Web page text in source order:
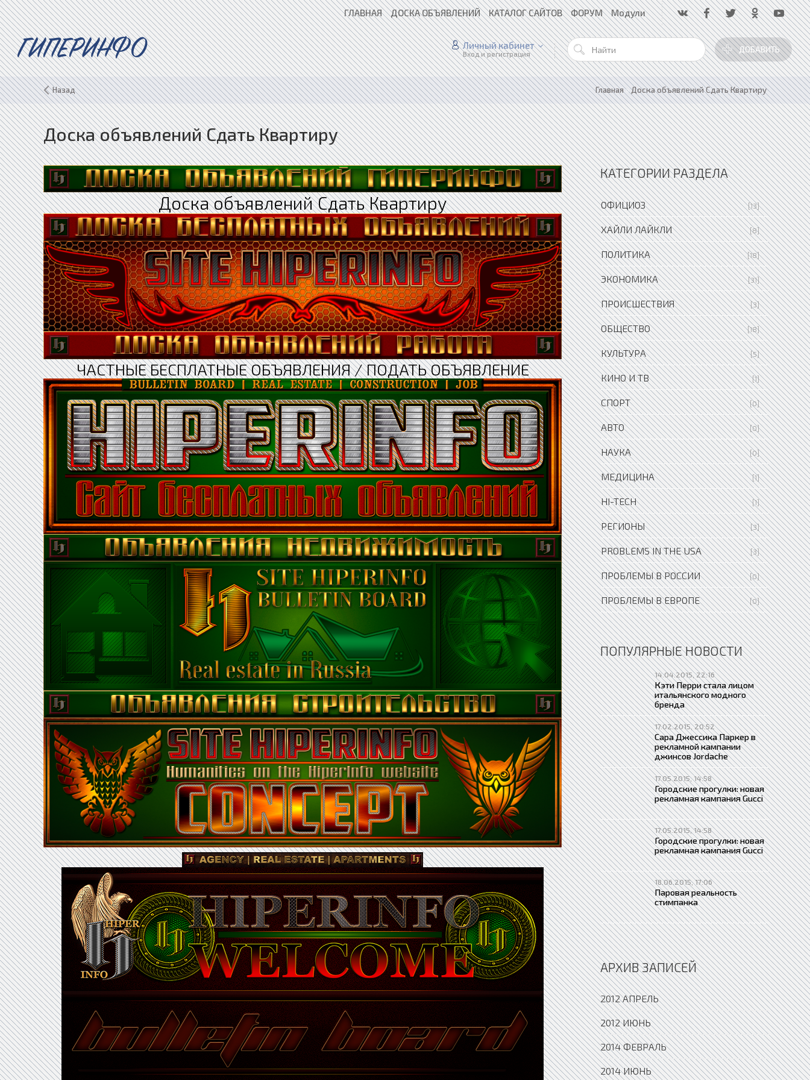
ГЛАВНАЯ ДОСКА ОБЪЯВЛЕНИЙ КАТАЛОГ САЙТОВ ФОРУМ Модули
ГИПЕРИНФО ДОБАВИТЬ
Личный кабинет
Вход и регистрация
Назад Главная»Доска объявлений Сдать Квартиру
Доска объявлений Сдать Квартиру
Доска объявлений Сдать Квартиру
ЧАСТНЫЕ БЕСПЛАТНЫЕ ОБЪЯВЛЕНИЯ / ПОДАТЬ ОБЪЯВЛЕНИЕ
КАТЕГОРИИ РАЗДЕЛА
ОФИЦИОЗ [13]
ХАЙЛИ ЛАЙКЛИ [8]
ПОЛИТИКА [18]
ЭКОНОМИКА [31]
ПРОИСШЕСТВИЯ [3]
ОБЩЕСТВО [18]
КУЛЬТУРА [5]
КИНО И ТВ [1]
СПОРТ [0]
АВТО [0]
НАУКА [0]
МЕДИЦИНА [1]
HI-TECH [1]
РЕГИОНЫ [3]
PROBLEMS IN THE USA [3]
ПРОБЛЕМЫ В РОССИИ [0]
ПРОБЛЕМЫ В ЕВРОПЕ [0]
ПОПУЛЯРНЫЕ НОВОСТИ
14.04.2015, 22:16
Кэти Перри стала лицом
итальянского модного
бренда
17.02.2015, 20:52
Сара Джессика Паркер в
рекламной кампании
джинсов Jordache
17.05.2015, 14:58
Городские прогулки: новая
рекламная кампания Gucci
17.05.2015, 14:58
Городские прогулки: новая
рекламная кампания Gucci
18.06.2015, 17:06
Паровая реальность
стимпанка
АРХИВ ЗАПИСЕЙ
2012 АПРЕЛЬ
2012 ИЮНЬ
2014 ФЕВРАЛЬ
2014 ИЮНЬ